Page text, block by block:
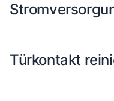
Türkontakt